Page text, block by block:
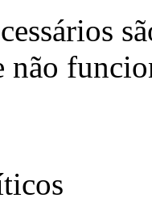
não